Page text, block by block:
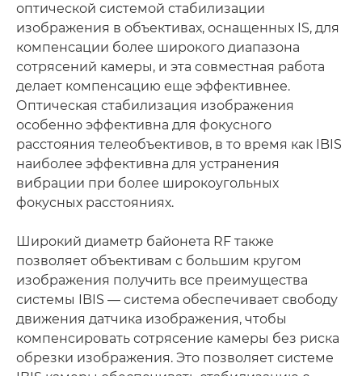
оптической системой стабилизации
изображения в объективах, оснащенных IS, для
компенсации более широкого диапазона
сотрясений камеры, и эта совместная работа
делает компенсацию еще эффективнее.
Оптическая стабилизация изображения
особенно эффективна для фокусного
расстояния телеобъективов, в то время как IBIS
наиболее эффективна для устранения
вибрации при более широкоугольных
фокусных расстояниях.
Широкий диаметр байонета RF также
позволяет объективам с большим кругом
изображения получить все преимущества
системы IBIS — система обеспечивает свободу
движения датчика изображения, чтобы
компенсировать сотрясение камеры без риска
обрезки изображения. Это позволяет системе